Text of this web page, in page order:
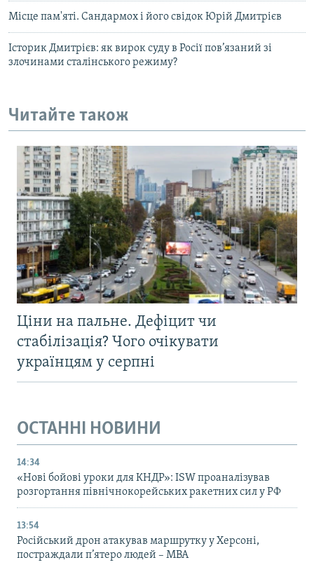
Місце пам'яті. Сандармох і його свідок Юрій Дмитрієв
Історик Дмитрієв: як вирок суду в Росії пов’язаний зі
злочинами сталінського режиму?
Читайте також
Ціни на пальне. Дефіцит чи
стабілізація? Чого очікувати
українцям у серпні
ОСТАННІ НОВИНИ
14:34
«Нові бойові уроки для КНДР»: ISW проаналізував
розгортання північнокорейських ракетних сил у РФ
13:54
Російський дрон атакував маршрутку у Херсоні,
постраждали п’ятеро людей – МВА